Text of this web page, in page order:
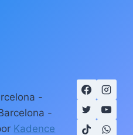
-
-
Kadence